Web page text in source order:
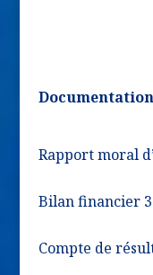
Documentation
Rapport moral
Bilan financier
Compte de